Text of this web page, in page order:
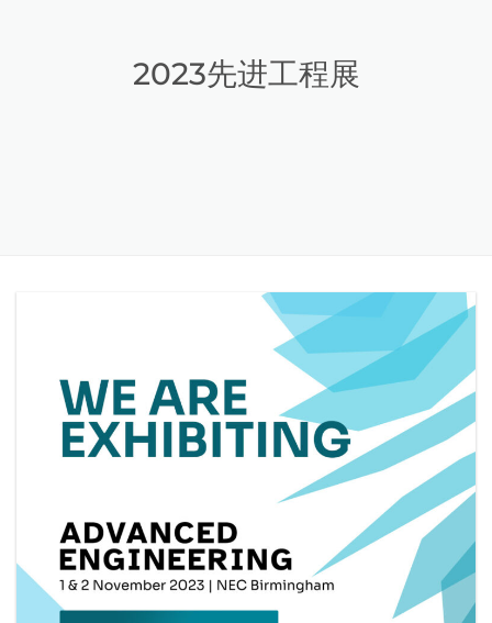
2023先进工程展